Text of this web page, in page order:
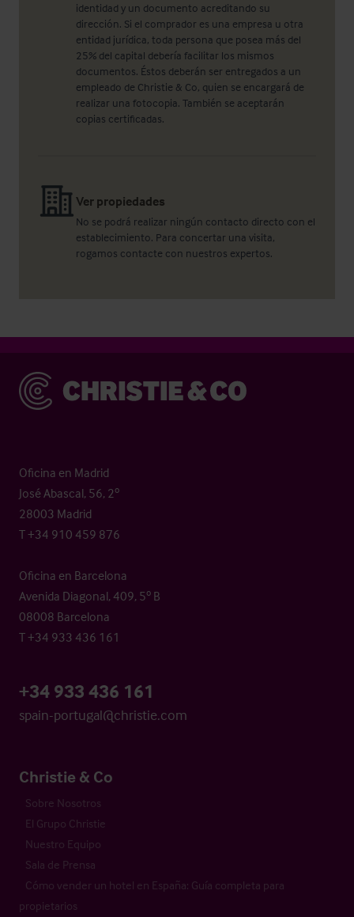
identidad y un documento acreditando su
dirección. Si el comprador es una empresa u otra
entidad jurídica, toda persona que posea más del
25% del capital debería facilitar los mismos
documentos. Éstos deberán ser entregados a un
empleado de Christie & Co, quien se encargará de
realizar una fotocopia. También se aceptarán
copias certificadas.
Ver propiedades
No se podrá realizar ningún contacto directo con el
establecimiento. Para concertar una visita,
rogamos contacte con nuestros expertos.
Christie & Co
Oficina en Madrid
José Abascal, 56, 2º
28003 Madrid
T +34 910 459 876
Oficina en Barcelona
Avenida Diagonal, 409, 5º B
08008 Barcelona
T +34 933 436 161
+34 933 436 161
spain-portugal@christie.com
Christie & Co
Sobre Nosotros
El Grupo Christie
Nuestro Equipo
Sala de Prensa
Cómo vender un hotel en España: Guía completa para
propietarios